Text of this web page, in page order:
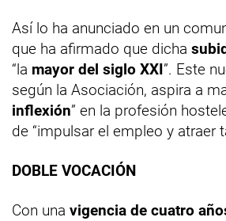
Así lo ha anunciado en un
que ha afirmado que dicha
“la mayor del siglo XXI”. Este
según la Asociación, aspira a
inflexión” en la profesión
de “impulsar el empleo y atraer
DOBLE VOCACIÓN
Con una vigencia de cuatro